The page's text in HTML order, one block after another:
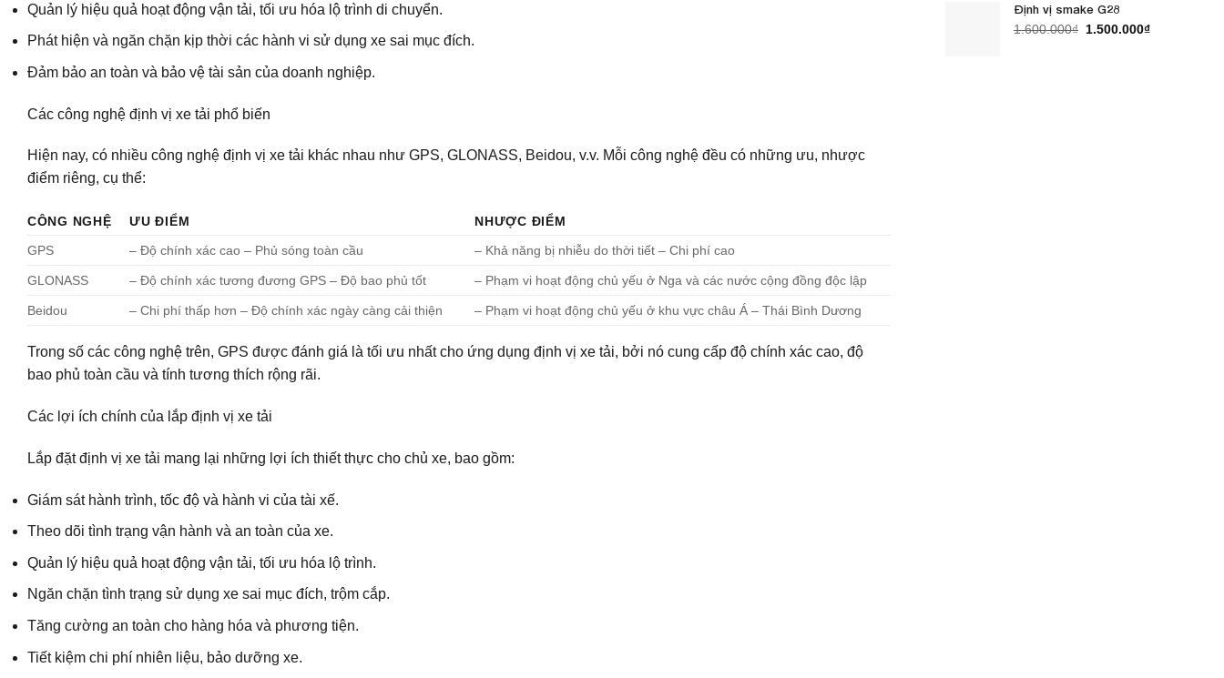
Quản lý hiệu quả hoạt động vận tải, tối ưu hóa lộ trình di chuyển.
Phát hiện và ngăn chặn kịp thời các hành vi sử dụng xe sai mục đích.
Đảm bảo an toàn và bảo vệ tài sản của doanh nghiệp.
Các công nghệ định vị xe tải phổ biến
Hiện nay, có nhiều công nghệ định vị xe tải khác nhau như GPS, GLONASS, Beidou, v.v. Mỗi công nghệ đều có những ưu, nhược
điểm riêng, cụ thể:
CÔNG NGHỆ ƯU ĐIỂM
NHƯỢC ĐIỂM
GPS
– Độ chính xác cao – Phủ sóng toàn cầu – Khả năng bị nhiễu do thời tiết – Chi phí cao
GLONASS – Độ chính xác tương đương GPS – Độ bao phủ tốt – Phạm vi hoạt động chủ yếu ở Nga và các nước cộng đồng độc lập
Beidou – Chi phí thấp hơn – Độ chính xác ngày càng cải thiện – Phạm vi hoạt động chủ yếu ở khu vực châu Á – Thái Bình Dương
Trong số các công nghệ trên, GPS được đánh giá là tối ưu nhất cho ứng dụng định vị xe tải, bởi nó cung cấp độ chính xác cao, độ
bao phủ toàn cầu và tính tương thích rộng rãi.
Các lợi ích chính của lắp định vị xe tải
Lắp đặt định vị xe tải mang lại những lợi ích thiết thực cho chủ xe, bao gồm:
Giám sát hành trình, tốc độ và hành vi của tài xế.
Theo dõi tình trạng vận hành và an toàn của xe.
Quản lý hiệu quả hoạt động vận tải, tối ưu hóa lộ trình.
Ngăn chặn tình trạng sử dụng xe sai mục đích, trộm cắp.
Tăng cường an toàn cho hàng hóa và phương tiện.
Tiết kiệm chi phí nhiên liệu, bảo dưỡng xe.
1.900.000₫.
1.700.000₫.
Định vị smake G28
1.600.000₫ Giá
1.500.000₫Giá